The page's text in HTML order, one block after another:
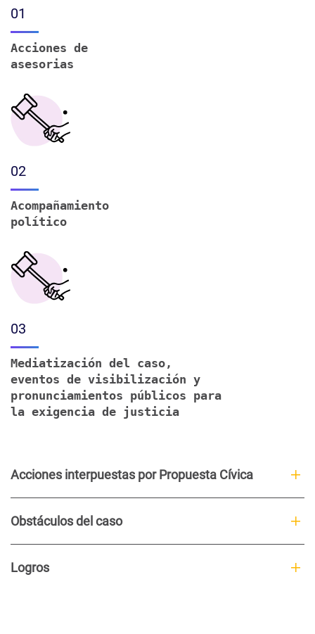
01
Acciones de
asesorias
02
Acompañamiento
político
03
Mediatización del caso,
eventos de visibilización y
pronunciamientos públicos para
la exigencia de justicia
Acciones interpuestas por Propuesta Cívica
Obstáculos del caso
Logros